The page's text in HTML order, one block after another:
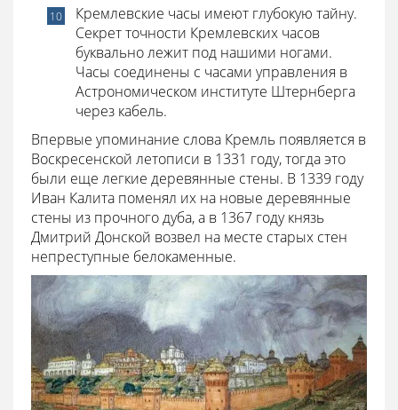
Кремлевские часы имеют глубокую тайну.
Секрет точности Кремлевских часов
буквально лежит под нашими ногами.
Часы соединены с часами управления в
Астрономическом институте Штернберга
через кабель.
Впервые упоминание слова Кремль появляется в
Воскресенской летописи в 1331 году, тогда это
были еще легкие деревянные стены. В 1339 году
Иван Калита поменял их на новые деревянные
стены из прочного дуба, а в 1367 году князь
Дмитрий Донской возвел на месте старых стен
непреступные белокаменные.